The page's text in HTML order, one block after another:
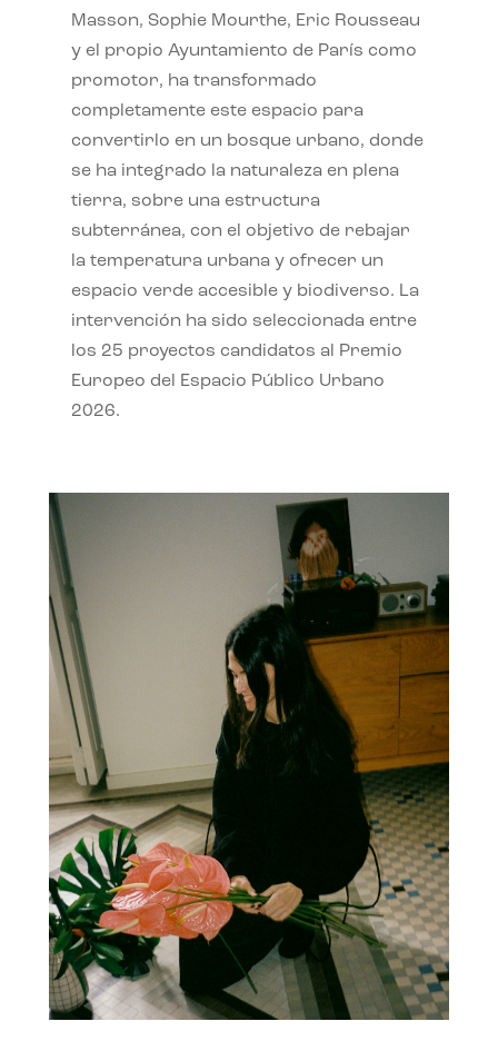
Masson, Sophie Mourthe, Eric Rousseau
y el propio Ayuntamiento de París como
promotor, ha transformado
completamente este espacio para
convertirlo en un bosque urbano, donde
se ha integrado la naturaleza en plena
tierra, sobre una estructura
subterránea, con el objetivo de rebajar
la temperatura urbana y ofrecer un
espacio verde accesible y biodiverso. La
intervención ha sido seleccionada entre
los 25 proyectos candidatos al Premio
Europeo del Espacio Público Urbano
2026.